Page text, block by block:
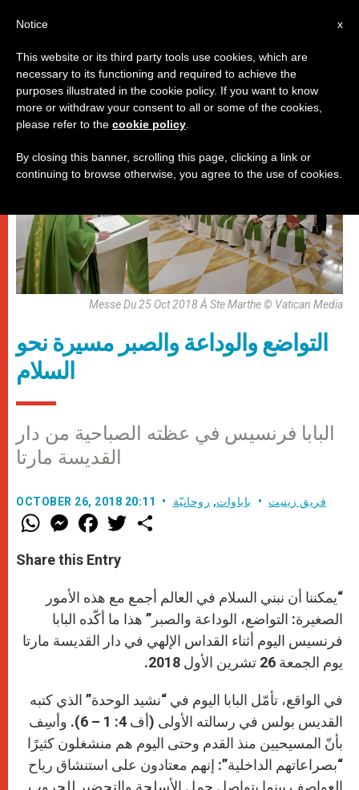
باباوات,روحانيّة
Messe Du 25 Oct 2018 À Ste Marthe © Vatican Media
التواضع والوداعة والصبر مسيرة نحو
السلام
البابا فرنسيس في عظته الصباحية من دار
القديسة مارتا
OCTOBER 26, 2018 20:11 فريق زينيت باباوات, روحانيّة
W
h
t
s
p
M
e
s
e
g
e
r
F
a
e
b
o
k
w
r
Share this Entry
“يمكننا أن نبني السلام في العالم أجمع مع هذه الأمور
الصغيرة: التواضع، الوداعة والصبر” هذا ما أكّده البابا
فرنسيس اليوم أثناء القداس الإلهي في دار القديسة مارتا
يوم الجمعة 26 تشرين الأول 2018.
في الواقع، تأمّل البابا اليوم في “نشيد الوحدة” الذي كتبه
القديس بولس في رسالته الأولى (أف 4: 1 – 6). وأسِف
بأنّ المسيحيين منذ القدم وحتى اليوم هم منشغلون كثيرًا
“بصراعاتهم الداخلية”: إنهم معتادون على استنشاق رياح
العواصف بينما يتواصل حمل الأسلحة والتحضير للحروب
x
Notice
This website or its third party tools use cookies, which are
necessary to its functioning and required to achieve the
purposes illustrated in the cookie policy. If you want to know
more or withdraw your consent to all or some of the cookies,
please refer to the cookie policy
By closing this banner, scrolling this page, clicking a link or
continuing to browse otherwise, you agree to the use of cookies.